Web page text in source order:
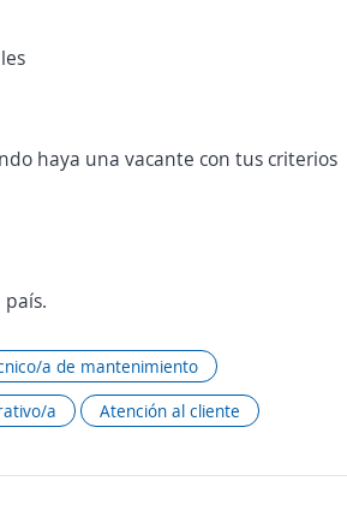
haya una vacante con tus criterios
a de mantenimiento
a Atención al cliente